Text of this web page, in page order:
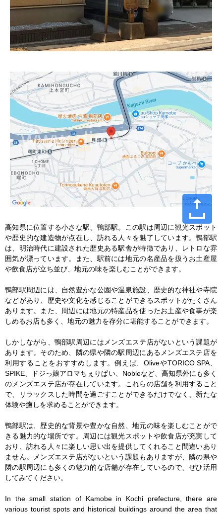
高知県に位置する小さな駅、鴨部駅。この駅は周辺に観光スポット
や歴史的な建造物が点在し、訪れる人々を魅了しています。鴨部駅
は、明治時代に建設された歴史ある駅舎が特徴であり、レトロな雰
囲気が漂っています。また、駅前には地元の名産品を扱うお土産屋
や飲食店が立ち並び、地元の味を楽しむことができます。
鴨部駅周辺には、自然豊かな公園や温泉施設、歴史的な神社や寺院
などがあり、歴史や文化を感じることができるスポットがたくさん
あります。また、周辺には地元の特産品を使ったお土産や食事が楽
しめるお店も多く、地元の魅力を存分に堪能することができます。
しかしながら、鴨部駅周辺にはメンズエステ店がないという課題が
あります。そのため、隣の県や隣の駅周辺にあるメンズエステ店を
利用することをおすすめします。例えば、OliveやTORICO SPA、
SPIKE、ドジっ娘アロマちぇりぱい、Nobleなど、高知県外にも多く
のメンズエステ店が存在しています。これらの店舗を利用すること
で、リラックスした時間を過ごすことができるだけでなく、新たな
体験や癒しを求めることができます。
鴨部駅は、歴史的な背景や豊かな自然、地元の味を楽しむことがで
きる魅力的な場所です。周辺には観光スポットや飲食店が充実して
おり、訪れる人々に楽しい思い出を提供してくれること間違いあり
ません。メンズエステ店がないという課題もありますが、隣の県や
隣の駅周辺にも多くの魅力的な店舗が存在しているので、ぜひ活用
してみてください。
In the small station of Kamobe in Kochi prefecture, there are
various tourist spots and historical buildings around the area that